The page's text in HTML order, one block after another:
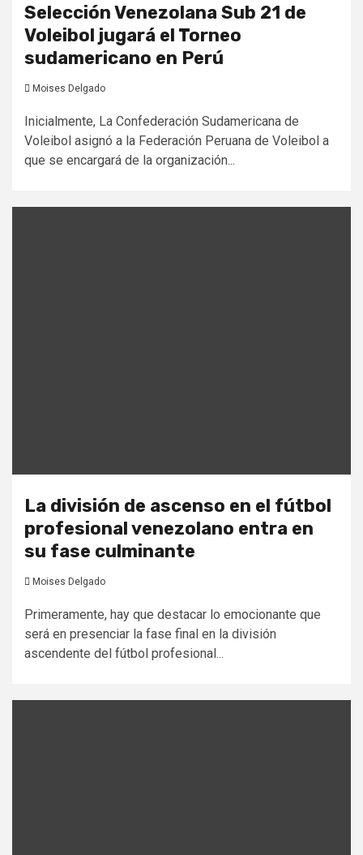
Selección Venezolana Sub 21 de
Voleibol jugará el Torneo
sudamericano en Perú
Moises Delgado
Inicialmente, La Confederación Sudamericana de
Voleibol asignó a la Federación Peruana de Voleibol a
que se encargará de la organización...
La división de ascenso en el fútbol
profesional venezolano entra en
su fase culminante
Moises Delgado
Primeramente, hay que destacar lo emocionante que
será en presenciar la fase final en la división
ascendente del fútbol profesional...